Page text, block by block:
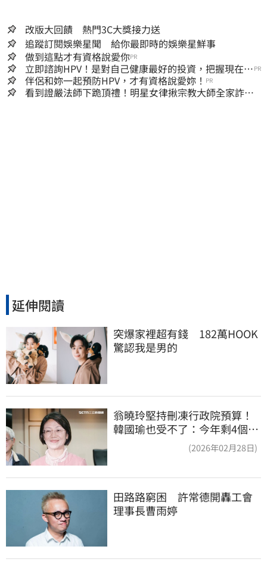
改版大回饋 熱門3C大獎接力送
追蹤訂閱娛樂星聞 給你最即時的娛樂星鮮事
做到這點才有資格說愛你PR
立即諮詢HPV！是對自己健康最好的投資，把握現在不
嫌晚！
PR
伴侶和妳一起預防HPV，才有資格說愛妳！ PR
看到證嚴法師下跪頂禮！明星女律揪宗教大師全家詐慈
延伸閱讀
突爆家裡超有錢　182萬HOOK
驚認我是男的
翁曉玲堅持刪凍行政院預算！
韓國瑜也受不了：今年剩4個月
(2026年02月28日)
田路路窮困　許常德開轟工會
理事長曹雨婷